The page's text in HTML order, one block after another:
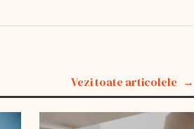
Vezi toate articolele